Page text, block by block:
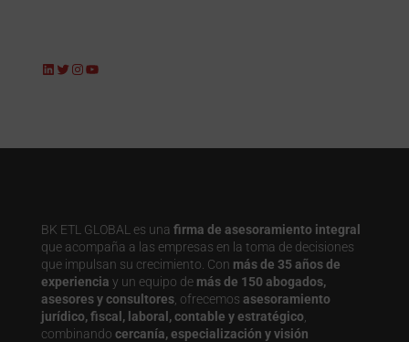
LinkedIn
Twitter
Instagram
YouTube
BK ETL GLOBAL es una firma de asesoramiento integral
que acompaña a las empresas en la toma de decisiones
que impulsan su crecimiento. Con más de 35 años de
experiencia y un equipo de más de 150 abogados,
asesores y consultores, ofrecemos asesoramiento
jurídico, fiscal, laboral, contable y estratégico
combinando cercanía, especialización y visión